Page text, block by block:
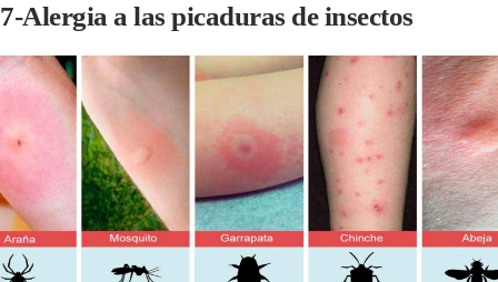
7-Alergia a las picaduras de insectos